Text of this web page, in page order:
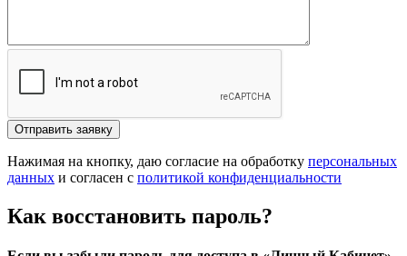
Отправить заявку
Нажимая на кнопку, даю согласие на обработку персональных
данных и согласен с политикой конфиденциальности
Как восстановить пароль?